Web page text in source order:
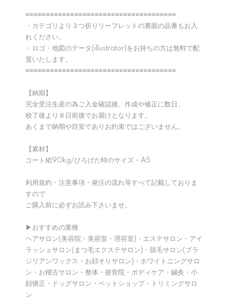
≡≡≡≡≡≡≡≡≡≡≡≡≡≡≡≡≡≡≡≡≡≡≡≡≡≡≡≡≡≡≡≡≡≡≡≡≡
・カテゴリより３つ折りリーフレットの裏面の品番もお入
れください。
・ロゴ・地図のデータ(illustrator)をお持ちの方は無料で配
置いたします。
≡≡≡≡≡≡≡≡≡≡≡≡≡≡≡≡≡≡≡≡≡≡≡≡≡≡≡≡≡≡≡≡≡≡≡≡≡
【納期】
完全受注生産の為ご入金確認後、作成や修正に数日、
校了後より８日前後でお届けとなります。
あくまで納期や目安でありお約束ではございません。
【素材】
コート紙90kg/ひろげた時のサイズ・A5
利用規約・注意事項・発注の流れ等すべて記載しておりま
すので
ご購入前に必ずお読み下さいませ。
▶︎おすすめの業種
ヘアサロン(美容院・美容室・理容室)・エステサロン・アイ
ラッシュサロン(まつ毛エクステサロン)・脱毛サロン(ブラ
ジリアンワックス・お顔そりサロン)・ホワイトニングサロ
ン・お稽古サロン・整体・接骨院・ボディケア・鍼灸・小
顔矯正・ドッグサロン・ペットショップ・トリミングサロ
ン